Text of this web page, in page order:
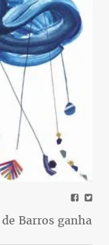
Barros ganha